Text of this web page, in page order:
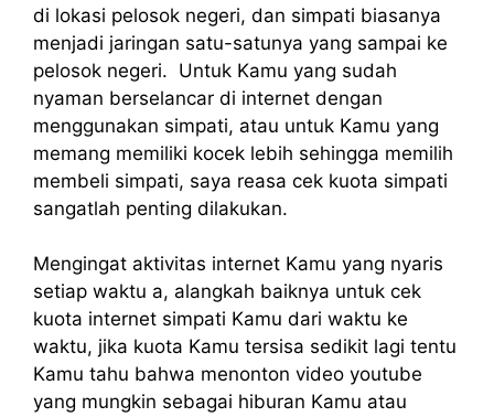
di lokasi pelosok negeri, dan simpati biasanya
menjadi jaringan satu-satunya yang sampai ke
pelosok negeri. Untuk Kamu yang sudah
nyaman berselancar di internet dengan
menggunakan simpati, atau untuk Kamu yang
memang memiliki kocek lebih sehingga memilih
membeli simpati, saya reasa cek kuota simpati
sangatlah penting dilakukan.
Mengingat aktivitas internet Kamu yang nyaris
setiap waktu a, alangkah baiknya untuk cek
kuota internet simpati Kamu dari waktu ke
waktu, jika kuota Kamu tersisa sedikit lagi tentu
Kamu tahu bahwa menonton video youtube
yang mungkin sebagai hiburan Kamu atau